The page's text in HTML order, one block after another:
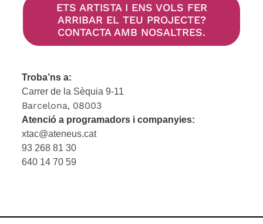
ETS ARTISTA I ENS VOLS FER
ARRIBAR EL TEU PROJECTE?
CONTACTA AMB NOSALTRES.
Troba’ns a:
Carrer de la Sèquia 9-11
Barcelona, 08003
Atenció a programadors i companyies:
xtac@ateneus.cat
93 268 81 30
640 14 70 59